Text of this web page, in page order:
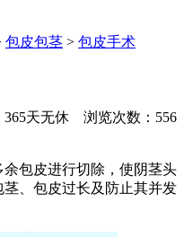
包皮包茎 > 包皮手术
天无休 浏览次数：556
包皮进行切除，使阴茎头
、包皮过长及防止其并发